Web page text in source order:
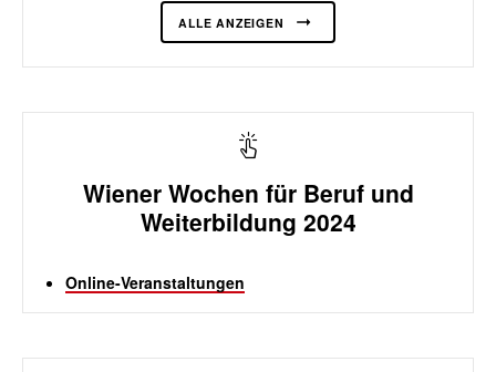
ALLE ANZEIGEN
Wiener Wochen für Beruf und
Weiterbildung 2024
Online-Veranstaltungen